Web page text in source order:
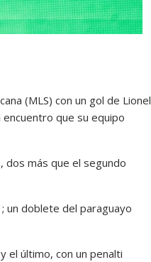
(MLS) con un gol de Lionel
que su equipo
dos más que el segundo
un doblete del paraguayo
el último, con un penalti